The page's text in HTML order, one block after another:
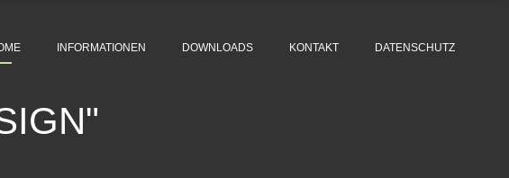
INFORMATIONEN DOWNLOADS KONTAKT DATENSCHUTZ